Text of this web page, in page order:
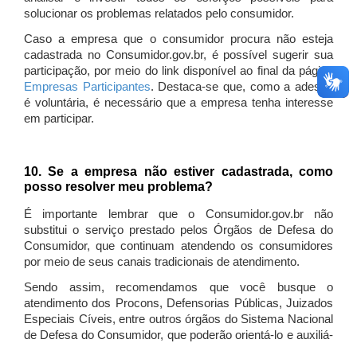
solucionar os problemas relatados pelo consumidor.
Caso a empresa que o consumidor procura não esteja
cadastrada no Consumidor.gov.br, é possível sugerir sua
participação, por meio do link disponível ao final da página
Empresas Participantes. Destaca-se que, como a adesão
é voluntária, é necessário que a empresa tenha interesse
em participar.
10. Se a empresa não estiver cadastrada, como
posso resolver meu problema?
É importante lembrar que o Consumidor.gov.br não
substitui o serviço prestado pelos Órgãos de Defesa do
Consumidor, que continuam atendendo os consumidores
por meio de seus canais tradicionais de atendimento.
Sendo assim, recomendamos que você busque o
atendimento dos Procons, Defensorias Públicas, Juizados
Especiais Cíveis, entre outros órgãos do Sistema Nacional
de Defesa do Consumidor, que poderão orientá-lo e auxiliá-